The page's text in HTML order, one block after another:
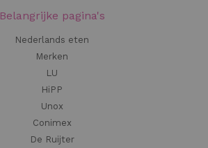
Belangrijke pagina's
Nederlands eten
Merken
LU
HiPP
Unox
Conimex
De Ruijter